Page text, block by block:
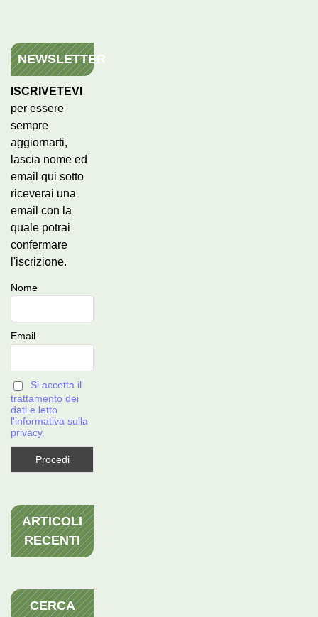
NEWSLETTER
ISCRIVETEVI
per essere
sempre
aggiornarti,
lascia nome ed
email qui sotto
riceverai una
email con la
quale potrai
confermare
l'iscrizione.
Nome
Email
Si accetta il
trattamento dei
dati e letto
l'informativa sulla
privacy.
ARTICOLI
RECENTI
CERCA